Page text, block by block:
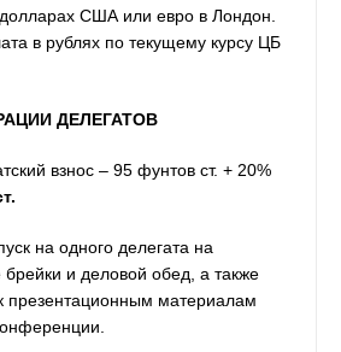
США или евро в Лондон.
в рублях по текущему курсу ЦБ
ДЕЛЕГАТОВ
взнос – 95 фунтов ст. + 20%
на одного делегата на
и деловой обед, а также
презентационным материалам